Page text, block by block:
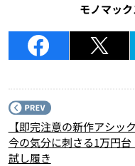
モノマッ
【即完注意の新作アシッ
今の気分に刺さる1万円台
試し履き